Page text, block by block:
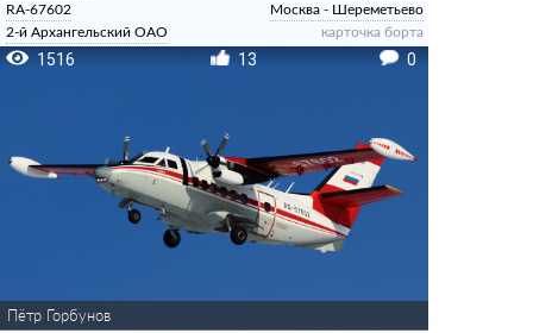
RA-67602
2-й Архангельский ОАО
Москва - Шереметьево
карточка борта
1516 13 0
Пётр Горбунов